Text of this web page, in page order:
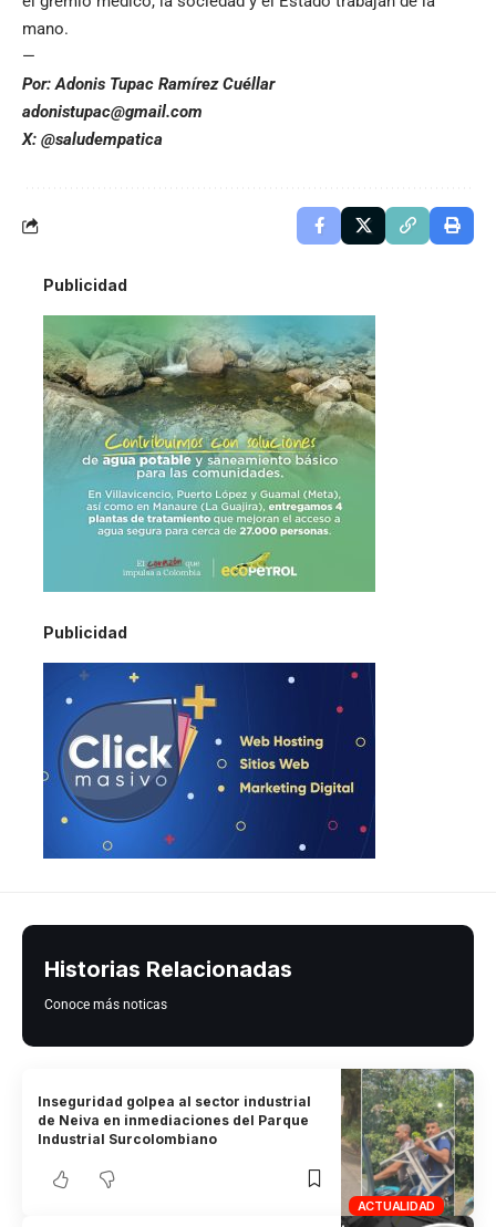
mano.
—
Por: Adonis Tupac Ramírez Cuéllar
adonistupac@gmail.com
X: @saludempatica
Publicidad
Publicidad
Historias Relacionadas
Conoce más noticas
ACTUALIDAD
Inseguridad golpea al sector industrial
de Neiva en inmediaciones del Parque
Industrial Surcolombiano